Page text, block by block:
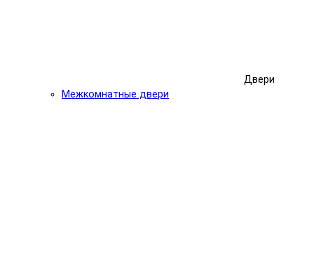
Двери
Межкомнатные двери